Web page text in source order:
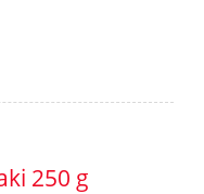
250 g